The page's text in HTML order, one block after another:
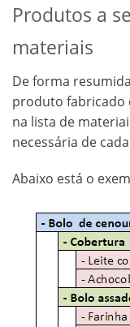
Produtos a
materiais
De forma
produto fabricado
na lista de
necessária de
Abaixo está o